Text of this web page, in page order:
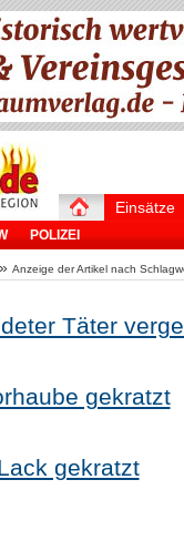
Einsätze
POLIZEI
» Anzeige der Artikel nach
Täter
gekratzt
gekratzt